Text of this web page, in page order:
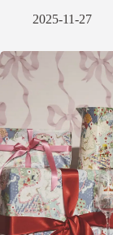
2025-11-27